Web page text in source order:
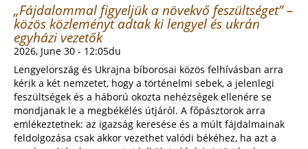
„Fájdalommal figyeljük a növekvő feszültséget” –
közös közleményt adtak ki lengyel és ukrán
egyházi vezetők
2026, June 30 - 12:05du
Lengyelország és Ukrajna bíborosai közös felhívásban arra
kérik a két nemzetet, hogy a történelmi sebek, a jelenlegi
feszültségek és a háború okozta nehézségek ellenére se
mondjanak le a megbékélés útjáról. A főpásztorok arra
emlékeztetnek: az igazság keresése és a múlt fájdalmainak
feldolgozása csak akkor vezethet valódi békéhez, ha azt a